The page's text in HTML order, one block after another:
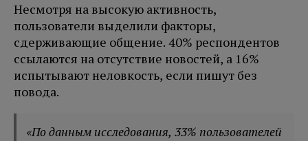
Несмотря на высокую активность,
пользователи выделили факторы,
сдерживающие общение. 40% респондентов
ссылаются на отсутствие новостей, а 16%
испытывают неловкость, если пишут без
повода.
«По данным исследования, 33% пользователей